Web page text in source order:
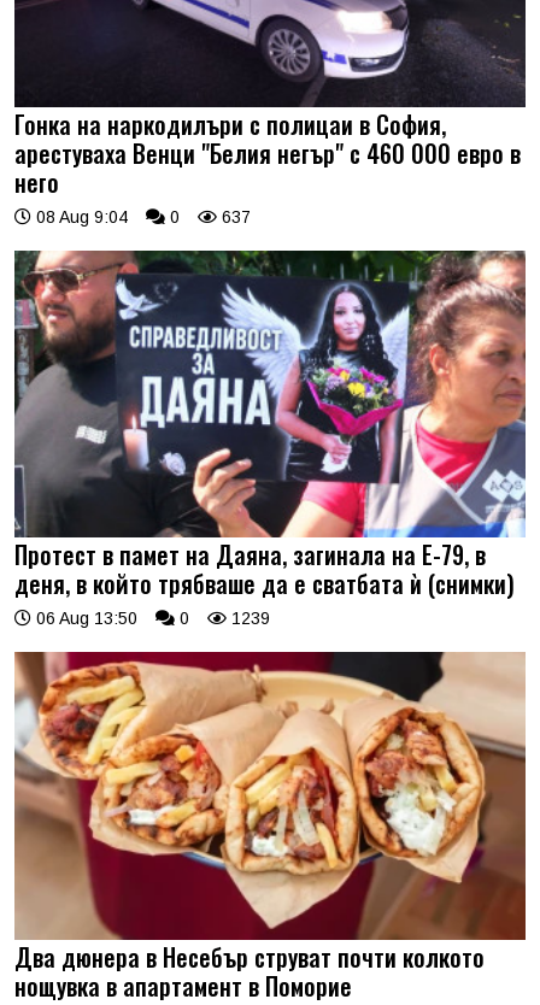
Гонка на наркодилъри с полицаи в София,
арестуваха Венци "Белия негър" с 460 000 евро в
него
08 Aug 9:04 0 637
Протест в памет на Даяна, загинала на Е-79, в
деня, в който трябваше да е сватбата ѝ (снимки)
06 Aug 13:50 0 1239
Два дюнера в Несебър струват почти колкото
нощувка в апартамент в Поморие